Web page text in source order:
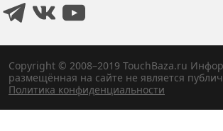
Copyright © 2008–2019 TouchBaza.ru
размещённая на сайте не является
Политика конфиденциальности